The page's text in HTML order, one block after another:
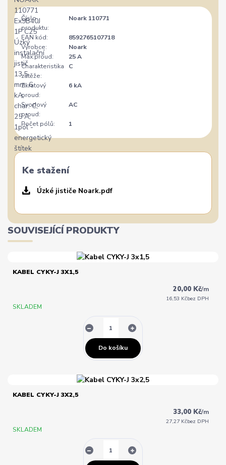
Číslo
produktu:
Noark 110771
EAN kód:
8592765107718
Výrobce:
Noark
Max.proud:
25 A
Charakteristika
zátěže:
C
Zkratový
proud:
6 kA
Svodový
proud:
AC
Počet pólů: 1
Ke stažení
Úzké jističe Noark.pdf
SOUVISEJÍCÍ PRODUKTY
KABEL CYKY-J 3X1,5
20,00 Kč/m
16,53 Kčbez DPH
SKLADEM
Do košíku
KABEL CYKY-J 3X2,5
33,00 Kč/m
27,27 Kčbez DPH
SKLADEM